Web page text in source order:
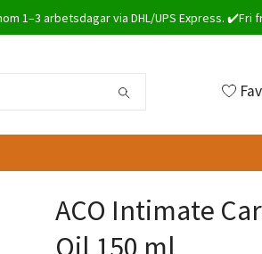
1–3 arbetsdagar via DHL/UPS Express.
ACO Intimate
Oil 150 ml